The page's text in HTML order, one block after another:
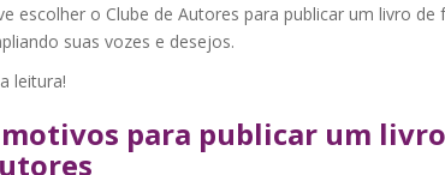
escolher o Clube de Autores para publicar um livro de
suas vozes e desejos.
leitura!
para publicar um